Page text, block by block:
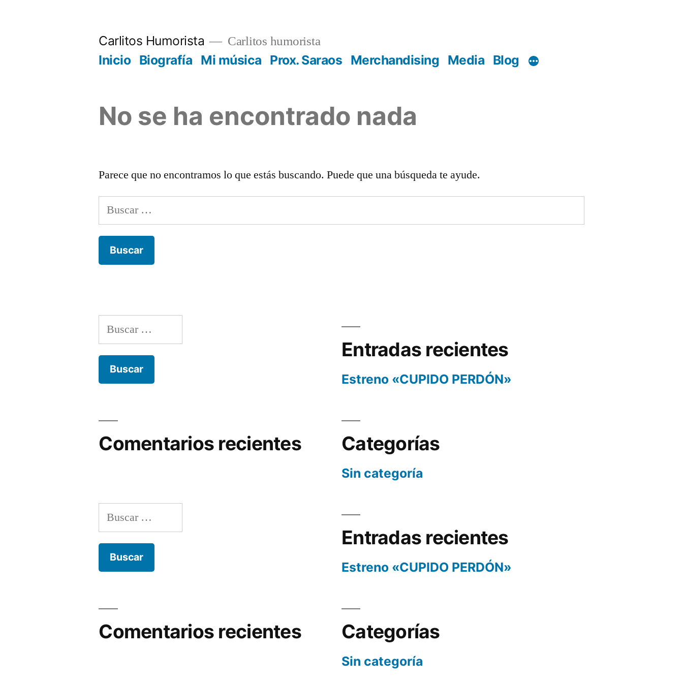
Carlitos Humorista Carlitos humorista
Inicio Biografía Mi música Prox. Saraos Merchandising Media Blog
No se ha encontrado nada
Parece que no encontramos lo que estás buscando. Puede que una búsqueda te ayude.
Buscar:
Buscar:
Entradas recientes
Estreno «CUPIDO PERDÓN»
Comentarios recientes Categorías
Sin categoría
Buscar:
Entradas recientes
Estreno «CUPIDO PERDÓN»
Comentarios recientes Categorías
Sin categoría